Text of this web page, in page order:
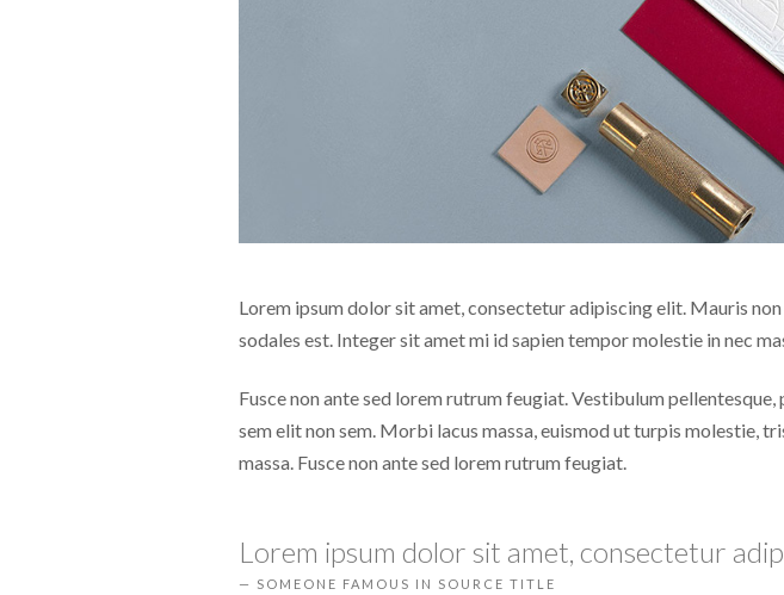
Lorem ipsum dolor sit amet, consectetur adipiscing elit. Mauris
sodales est. Integer sit amet mi id sapien tempor molestie in nec
Fusce non ante sed lorem rutrum feugiat. Vestibulum
sem elit non sem. Morbi lacus massa, euismod ut turpis molestie,
massa. Fusce non ante sed lorem rutrum feugiat.
Lorem ipsum dolor sit amet, consectetur
SOMEONE FAMOUS IN SOURCE TITLE